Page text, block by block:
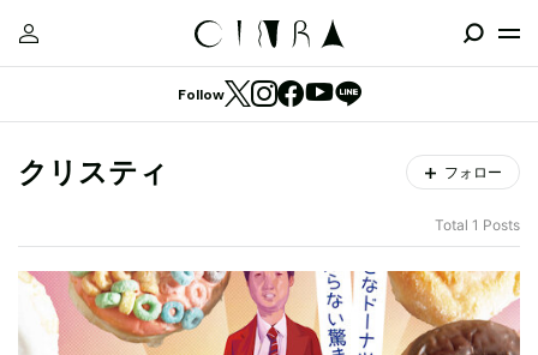
Follow
クリスティ フォロー
Total 1 Posts